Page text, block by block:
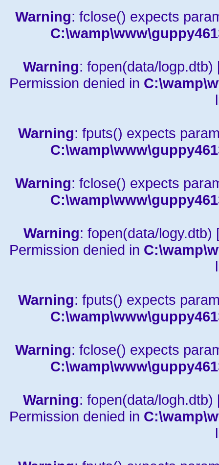
Warning: fclose() expects
Warning: fopen(data/logp.dtb)
Permission denied in
Warning: fputs() expects
Warning: fclose() expects
Warning: fopen(data/logy.dtb)
Permission denied in
Warning: fputs() expects
Warning: fclose() expects
Warning: fopen(data/logh.dtb)
Permission denied in